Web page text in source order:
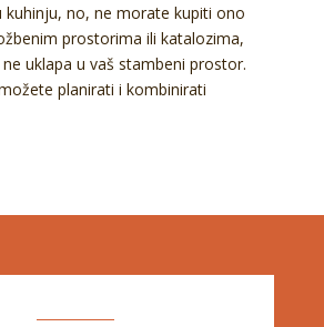
kuhinju, no, ne morate kupiti ono
prostorima ili katalozima,
uklapa u vaš stambeni prostor.
planirati i kombinirati